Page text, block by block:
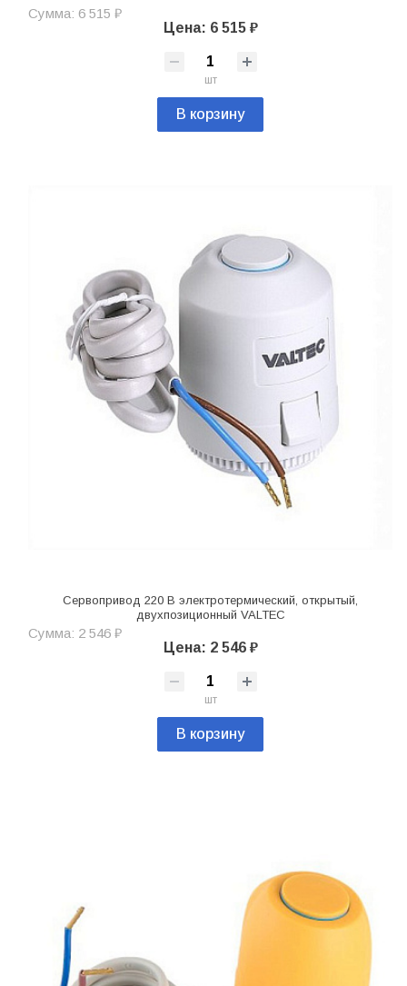
Сумма: 6 515 ₽
Цена: 6 515 ₽
шт
В корзину
Сервопривод 220 В электротермический, открытый,
двухпозиционный VALTEC
Сумма: 2 546 ₽
Цена: 2 546 ₽
шт
В корзину